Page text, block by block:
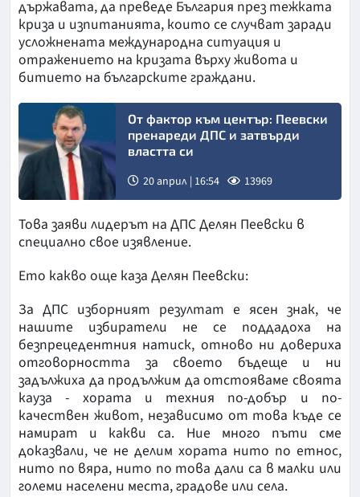
държавата, да преведе България през тежката
криза и изпитанията, които се случват заради
усложнената международна ситуация и
отражението на кризата върху живота и
битието на българските граждани.
От фактор към център: Пеевски
пренареди ДПС и затвърди
властта си
20 април | 16:54 13969
Това заяви лидерът на ДПС Делян Пеевски в
специално свое изявление.
Ето какво още каза Делян Пеевски:
За ДПС изборният резултат е ясен знак, че
нашите избиратели не се поддадоха на
безпрецедентния натиск, отново ни довериха
отговорността за своето бъдеще и ни
задължиха да продължим да отстояваме своята
кауза - хората и техния по-добър и по-
качествен живот, независимо от това къде се
намират и какви са. Ние много пъти сме
доказвали, че не делим хората нито по етнос,
нито по вяра, нито по това дали са в малки или
големи населени места, градове или села.